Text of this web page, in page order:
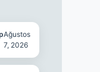
Ağustos
7, 2026